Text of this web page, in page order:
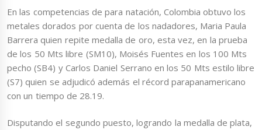
En las competencias de para natación, Colombia obtuvo los
metales dorados por cuenta de los nadadores, Maria Paula
Barrera quien repite medalla de oro, esta vez, en la prueba
de los 50 Mts libre (SM10), Moisés Fuentes en los 100 Mts
pecho (SB4) y Carlos Daniel Serrano en los 50 Mts estilo libre
(S7) quien se adjudicó además el récord parapanamericano
con un tiempo de 28.19.
Disputando el segundo puesto, logrando la medalla de plata,